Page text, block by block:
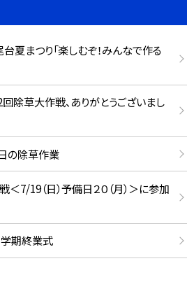
夏まつり「楽しむぞ！みんなで作る
除草大作戦、ありがとうございまし
の除草作業
7/19（日）予備日２０（月）＞に参加
学期終業式